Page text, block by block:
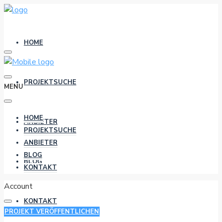
HOME
PROJEKTSUCHE
ANBIETER
BLOG
KONTAKT
MENU
HOME
PROJEKTSUCHE
ANBIETER
BLOG
KONTAKT
Account
PROJEKT VERÖFFENTLICHEN